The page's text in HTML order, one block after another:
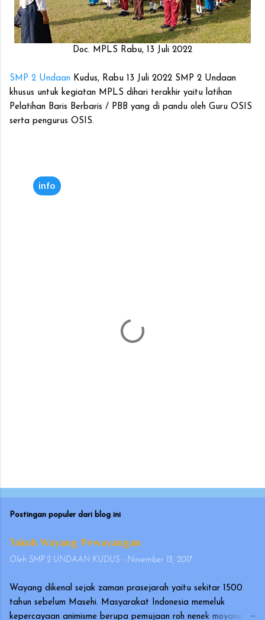
Doc. MPLS Rabu, 13 Juli 2022
SMP 2 Undaan Kudus, Rabu 13 Juli 2022 SMP 2 Undaan
khusus untuk kegiatan MPLS dihari terakhir yaitu latihan
Pelatihan Baris Berbaris / PBB yang di pandu oleh Guru OSIS
serta pengurus OSIS.
info
Postingan populer dari blog ini
Tokoh Wayang Pewayangan
Oleh SMP 2 UNDAAN KUDUS - November 13, 2017
Wayang dikenal sejak zaman prasejarah yaitu sekitar 1500
tahun sebelum Masehi. Masyarakat Indonesia memeluk
kepercayaan animisme berupa pemujaan roh nenek moyang